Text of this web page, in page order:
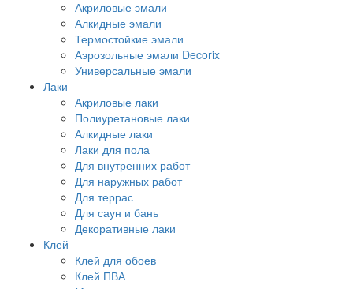
Акриловые эмали
Алкидные эмали
Термостойкие эмали
Аэрозольные эмали Decorix
Универсальные эмали
Лаки
Акриловые лаки
Полиуретановые лаки
Алкидные лаки
Лаки для пола
Для внутренних работ
Для наружных работ
Для террас
Для саун и бань
Декоративные лаки
Клей
Клей для обоев
Клей ПВА